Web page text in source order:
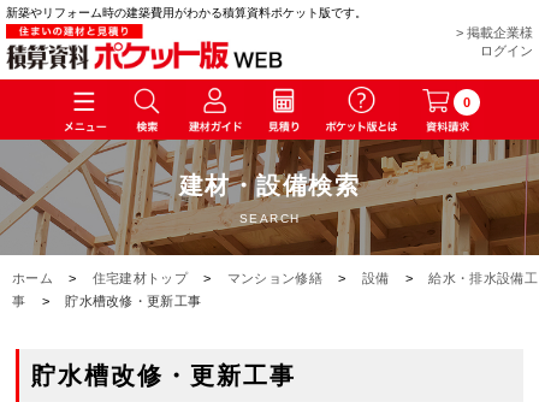
新築やリフォーム時の建築費用がわかる積算資料ポケット版です。
> 掲載企業様
ログイン
0
建材・設備検索
SEARCH
ホーム > 住宅建材トップ > マンション修繕 > 設備 >
給水・排水設備工
事
> 貯水槽改修・更新工事
貯水槽改修・更新工事